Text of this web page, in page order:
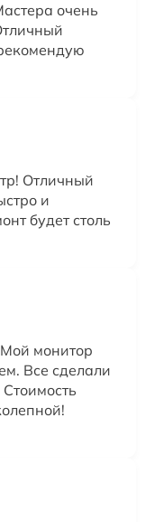
очень
Отличный
и
будет столь
монитор
Все сделали